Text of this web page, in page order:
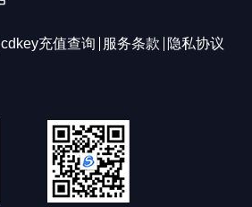
cdkey充值查询 服务条款
隐私协议